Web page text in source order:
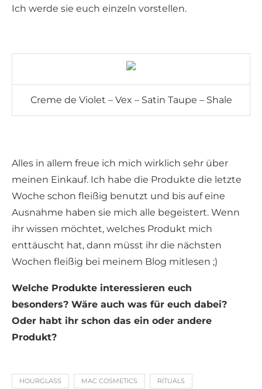
Ich werde sie euch einzeln vorstellen.
Creme de Violet – Vex – Satin Taupe – Shale
Alles in allem freue ich mich wirklich sehr über
meinen Einkauf. Ich habe die Produkte die letzte
Woche schon fleißig benutzt und bis auf eine
Ausnahme haben sie mich alle begeistert. Wenn
ihr wissen möchtet, welches Produkt mich
enttäuscht hat, dann müsst ihr die nächsten
Wochen fleißig bei meinem Blog mitlesen ;)
Welche Produkte interessieren euch
besonders? Wäre auch was für euch dabei?
Oder habt ihr schon das ein oder andere
Produkt?
HOURGLASS MAC COSMETICS RITUALS